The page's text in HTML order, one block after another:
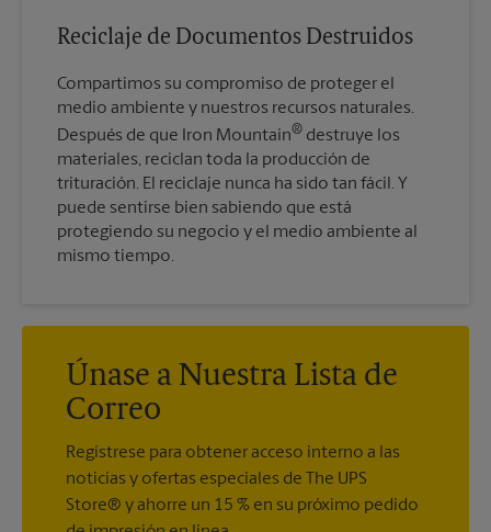
Reciclaje de Documentos Destruidos
Compartimos su compromiso de proteger el
medio ambiente y nuestros recursos naturales.
Después de que Iron Mountain® destruye los
materiales, reciclan toda la producción de
trituración. El reciclaje nunca ha sido tan fácil. Y
puede sentirse bien sabiendo que está
protegiendo su negocio y el medio ambiente al
mismo tiempo.
Únase a Nuestra Lista de
Correo
Regístrese para obtener acceso interno a las
noticias y ofertas especiales de The UPS
Store® y ahorre un 15 % en su próximo pedido